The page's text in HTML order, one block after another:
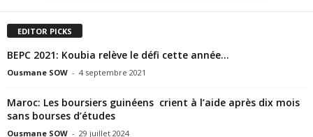
EDITOR PICKS
BEPC 2021: Koubia relève le défi cette année…
Ousmane SOW - 4 septembre 2021
Maroc: Les boursiers guinéens crient à l’aide après dix mois
sans bourses d’études
Ousmane SOW - 29 juillet 2024